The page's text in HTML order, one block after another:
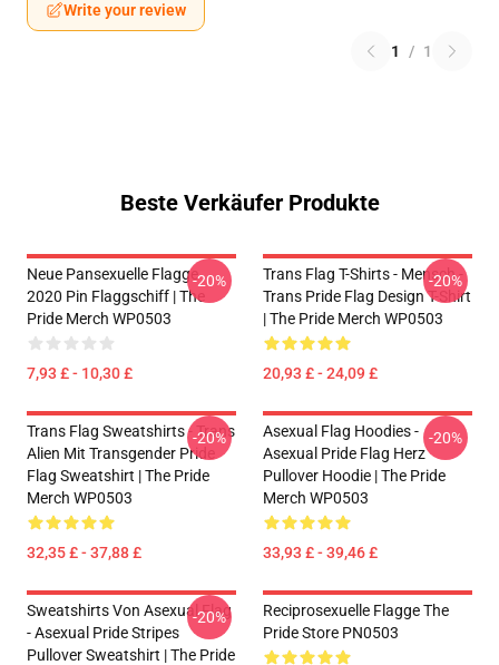
Write your review
1 / 1
Beste Verkäufer Produkte
Neue Pansexuelle Flagge
2020 Pin Flaggschiff | The
Pride Merch WP0503
7,93 £ - 10,30 £
-20%
Trans Flag T-Shirts - Mensch -
Trans Pride Flag Design T-Shirt
| The Pride Merch WP0503
20,93 £ - 24,09 £
-20%
Trans Flag Sweatshirts - Trans
Alien Mit Transgender Pride
Flag Sweatshirt | The Pride
Merch WP0503
32,35 £ - 37,88 £
-20%
Asexual Flag Hoodies -
Asexual Pride Flag Herz
Pullover Hoodie | The Pride
Merch WP0503
33,93 £ - 39,46 £
-20%
Sweatshirts Von Asexual Flag
- Asexual Pride Stripes
Pullover Sweatshirt | The Pride
-20%
Reciprosexuelle Flagge The
Pride Store PN0503